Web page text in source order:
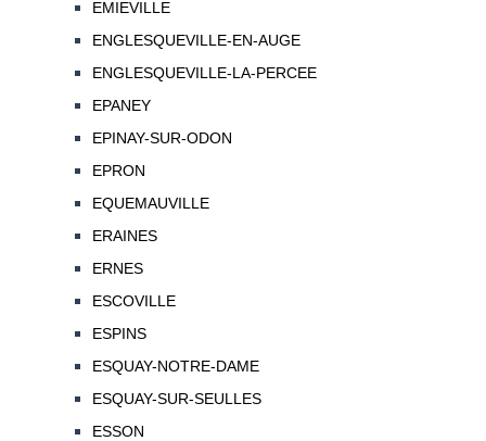
EMIEVILLE
ENGLESQUEVILLE-EN-AUGE
ENGLESQUEVILLE-LA-PERCEE
EPANEY
EPINAY-SUR-ODON
EPRON
EQUEMAUVILLE
ERAINES
ERNES
ESCOVILLE
ESPINS
ESQUAY-NOTRE-DAME
ESQUAY-SUR-SEULLES
ESSON